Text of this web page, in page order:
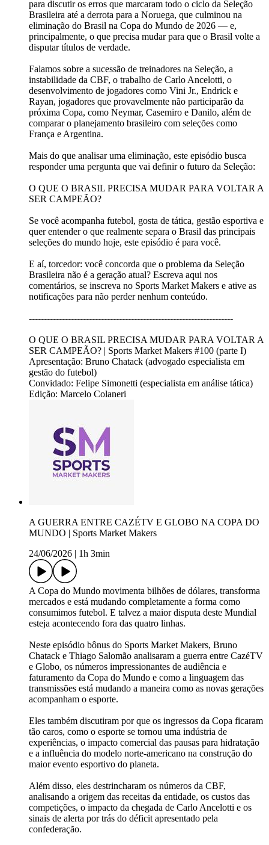
para discutir os erros que marcaram todo o ciclo da Seleção
Brasileira até a derrota para a Noruega, que culminou na
eliminação do Brasil na Copa do Mundo de 2026 — e,
principalmente, o que precisa mudar para que o Brasil volte a
disputar títulos de verdade.
Falamos sobre a sucessão de treinadores na Seleção, a
instabilidade da CBF, o trabalho de Carlo Ancelotti, o
desenvolvimento de jogadores como Vini Jr., Endrick e
Rayan, jogadores que provavelmente não participarão da
próxima Copa, como Neymar, Casemiro e Danilo, além de
comparar o planejamento brasileiro com seleções como
França e Argentina.
Mais do que analisar uma eliminação, este episódio busca
responder uma pergunta que vai definir o futuro da Seleção:
O QUE O BRASIL PRECISA MUDAR PARA VOLTAR A
SER CAMPEÃO?
Se você acompanha futebol, gosta de tática, gestão esportiva e
quer entender o que realmente separa o Brasil das principais
seleções do mundo hoje, este episódio é para você.
E aí, torcedor: você concorda que o problema da Seleção
Brasileira não é a geração atual? Escreva aqui nos
comentários, se inscreva no Sports Market Makers e ative as
notificações para não perder nenhum conteúdo.
--------------------------------------------------------------------
O QUE O BRASIL PRECISA MUDAR PARA VOLTAR A
SER CAMPEÃO? | Sports Market Makers #100 (parte I)
Apresentação: Bruno Chatack (advogado especialista em
gestão do futebol)
Convidado: Felipe Simonetti (especialista em análise tática)
Edição: Marcelo Colaneri
A GUERRA ENTRE CAZÉTV E GLOBO NA COPA DO
MUNDO | Sports Market Makers
24/06/2026
1h 3min
A Copa do Mundo movimenta bilhões de dólares, transforma
mercados e está mudando completamente a forma como
consumimos futebol. E talvez a maior disputa deste Mundial
esteja acontecendo fora das quatro linhas.
Neste episódio bônus do Sports Market Makers, Bruno
Chatack e Thiago Salomão analisaram a guerra entre CazéTV
e Globo, os números impressionantes de audiência e
faturamento da Copa do Mundo e como a linguagem das
transmissões está mudando a maneira como as novas gerações
acompanham o esporte.
Eles também discutiram por que os ingressos da Copa ficaram
tão caros, como o esporte se tornou uma indústria de
experiências, o impacto comercial das pausas para hidratação
e a influência do modelo norte-americano na construção do
maior evento esportivo do planeta.
Além disso, eles destrincharam os números da CBF,
analisando a origem das receitas da entidade, os custos das
competições, o impacto da chegada de Carlo Ancelotti e os
sinais de alerta por trás do déficit apresentado pela
confederação.